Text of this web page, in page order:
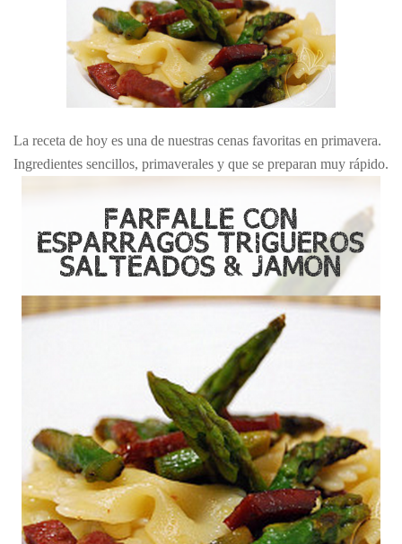
La receta de hoy es una de nuestras cenas favoritas en primavera.
Ingredientes sencillos, primaverales y que se preparan muy rápido.